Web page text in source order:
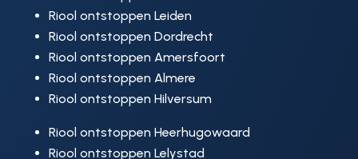
Riool ontstoppen Leiden
Riool ontstoppen Dordrecht
Riool ontstoppen Amersfoort
Riool ontstoppen Almere
Riool ontstoppen Hilversum
Riool ontstoppen Heerhugowaard
Riool ontstoppen Lelystad